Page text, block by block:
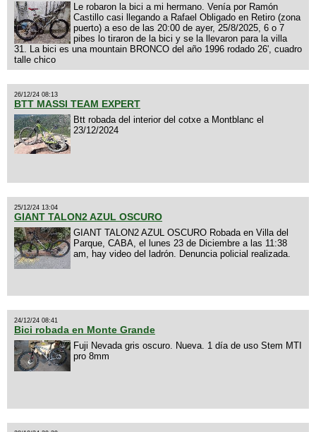
Le robaron la bici a mi hermano. Venía por Ramón
Castillo casi llegando a Rafael Obligado en Retiro (zona
puerto) a eso de las 20:00 de ayer, 25/8/2025, 6 o 7
pibes lo tiraron de la bici y se la llevaron para la villa
31. La bici es una mountain BRONCO del año 1996 rodado 26', cuadro
talle chico
26/12/24 08:13
BTT MASSI TEAM EXPERT
Btt robada del interior del cotxe a Montblanc el
23/12/2024
25/12/24 13:04
GIANT TALON2 AZUL OSCURO
GIANT TALON2 AZUL OSCURO Robada en Villa del
Parque, CABA, el lunes 23 de Diciembre a las 11:38
am, hay video del ladrón. Denuncia policial realizada.
24/12/24 08:41
Bici robada en Monte Grande
Fuji Nevada gris oscuro. Nueva. 1 día de uso Stem MTI
pro 8mm